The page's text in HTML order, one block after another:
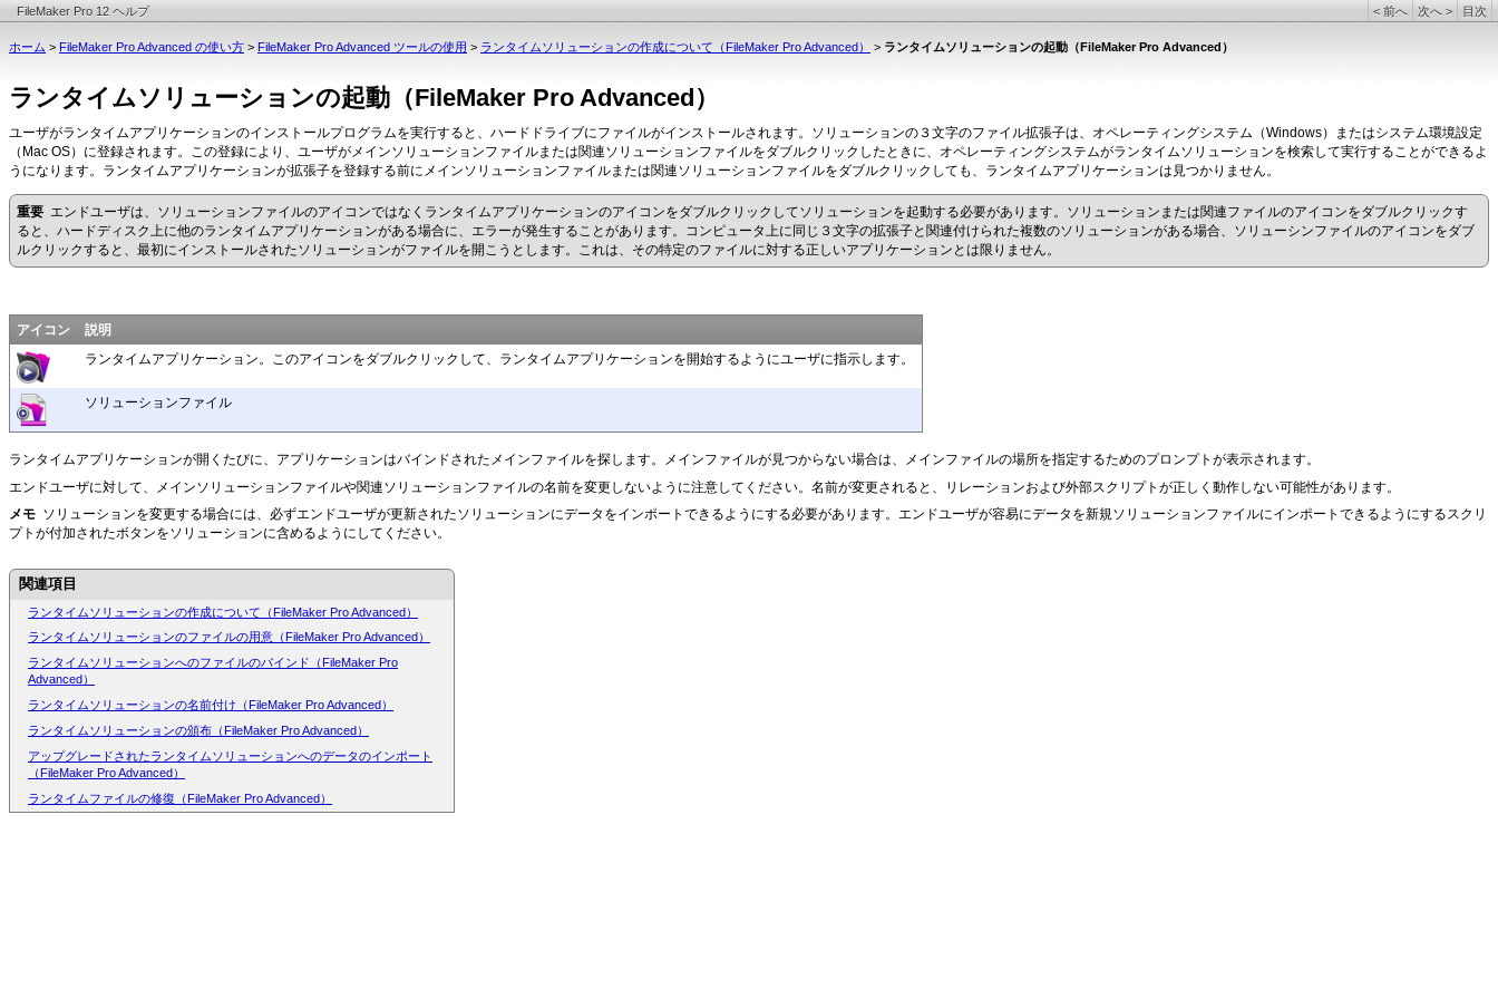
FileMaker Pro 12 ヘルプ 目次
次へ >
< 前へ
ホーム > FileMaker Pro Advanced の使い方 > FileMaker Pro Advanced ツールの使用 > ランタイムソリューションの作成について（FileMaker Pro Advanced） > ランタイムソリューションの起動（FileMaker Pro Advanced）
ランタイムソリューションの起動（FileMaker Pro Advanced）
ユーザがランタイムアプリケーションのインストールプログラムを実行すると、ハードドライブにファイルがインストールされます。ソリューションの３文字のファイル拡張子は、オペレーティングシステム（Windows）またはシステム環境設定
（Mac OS）に登録されます。この登録により、ユーザがメインソリューションファイルまたは関連ソリューションファイルをダブルクリックしたときに、オペレーティングシステムがランタイムソリューションを検索して実行することができるよ
うになります。ランタイムアプリケーションが拡張子を登録する前にメインソリューションファイルまたは関連ソリューションファイルをダブルクリックしても、ランタイムアプリケーションは見つかりません。
重要 エンドユーザは、ソリューションファイルのアイコンではなくランタイムアプリケーションのアイコンをダブルクリックしてソリューションを起動する必要があります。ソリューションまたは関連ファイルのアイコンをダブルクリックす
ると、ハードディスク上に他のランタイムアプリケーションがある場合に、エラーが発生することがあります。コンピュータ上に同じ３文字の拡張子と関連付けられた複数のソリューションがある場合、ソリューシンファイルのアイコンをダブ
ルクリックすると、最初にインストールされたソリューションがファイルを開こうとします。これは、その特定のファイルに対する正しいアプリケーションとは限りません。
アイコン
説明
ランタイムアプリケーション。このアイコンをダブルクリックして、 ランタイムアプリケーションを開始するようにユーザに指示します。
ソリューションファイル
ランタイムアプリケーションが開くたびに、アプリケーションはバインドされたメインファイルを探します。メインファイルが見つからない場合は、メインファイルの場所を指定するためのプロンプトが表示されます。
エンドユーザに対して、メインソリューションファイルや関連ソリューションファイルの名前を変更しないように注意してください。名前が変更されると、リレーションおよび外部スクリプトが正しく動作しない可能性があります。
メモ ソリューションを変更する場合には、必ずエンドユーザが更新されたソリューションにデータをインポートできるようにする必要があります。エンドユーザが容易にデータを新規ソリューションファイルにインポートできるようにするスクリ
プトが付加されたボタンをソリューションに含めるようにしてください。
関連項目
ランタイムソリューションの作成について（FileMaker Pro Advanced）
ランタイムソリューションのファイルの用意（FileMaker Pro Advanced）
ランタイムソリューションへのファイルのバインド（FileMaker Pro
Advanced）
ランタイムソリューションの名前付け（FileMaker Pro Advanced）
ランタイムソリューションの頒布（FileMaker Pro Advanced）
アップグレードされたランタイムソリューションへのデータのインポート
（FileMaker Pro Advanced）
ランタイムファイルの修復（FileMaker Pro Advanced）